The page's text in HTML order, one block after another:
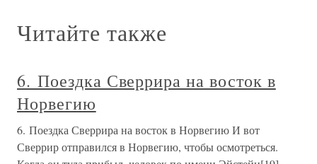
Читайте также
6. Поездка Сверрира на восток в
Норвегию
6. Поездка Сверрира на восток в Норвегию И вот
Сверрир отправился в Норвегию, чтобы осмотреться.